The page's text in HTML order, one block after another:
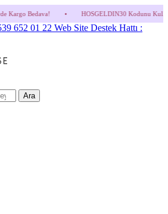
• HOSGELDIN30 Kodunu Kullanmayı Unutma!
652 01 22 Web Site Destek Hattı :
Ara